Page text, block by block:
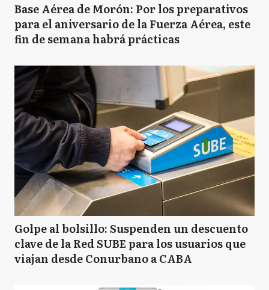
Base Aérea de Morón: Por los preparativos
para el aniversario de la Fuerza Aérea, este
fin de semana habrá prácticas
Golpe al bolsillo: Suspenden un descuento
clave de la Red SUBE para los usuarios que
viajan desde Conurbano a CABA